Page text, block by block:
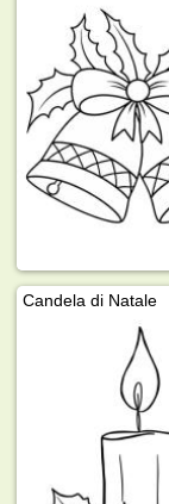
Candela di Natale